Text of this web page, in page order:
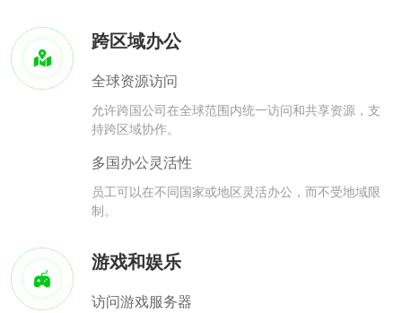
跨区域办公
全球资源访问
允许跨国公司在全球范围内统一访问和共享资源，支
持跨区域协作。
多国办公灵活性
员工可以在不同国家或地区灵活办公，而不受地域限
制。
游戏和娱乐
访问游戏服务器